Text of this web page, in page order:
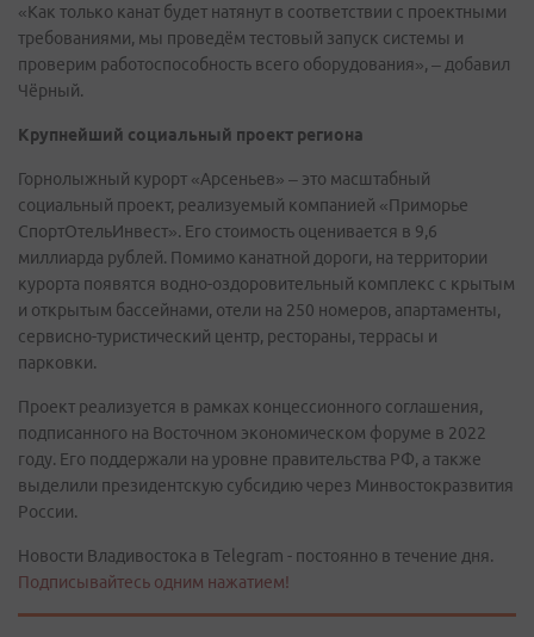
«Как только канат будет натянут в соответствии с проектными
требованиями, мы проведём тестовый запуск системы и
проверим работоспособность всего оборудования», – добавил
Чёрный.
Крупнейший социальный проект региона
Горнолыжный курорт «Арсеньев» – это масштабный
социальный проект, реализуемый компанией «Приморье
СпортОтельИнвест». Его стоимость оценивается в 9,6
миллиарда рублей. Помимо канатной дороги, на территории
курорта появятся водно-оздоровительный комплекс с крытым
и открытым бассейнами, отели на 250 номеров, апартаменты,
сервисно-туристический центр, рестораны, террасы и
парковки.
Проект реализуется в рамках концессионного соглашения,
подписанного на Восточном экономическом форуме в 2022
году. Его поддержали на уровне правительства РФ, а также
выделили президентскую субсидию через Минвостокразвития
России.
Новости Владивостока в Telegram - постоянно в течение дня.
Подписывайтесь одним нажатием!